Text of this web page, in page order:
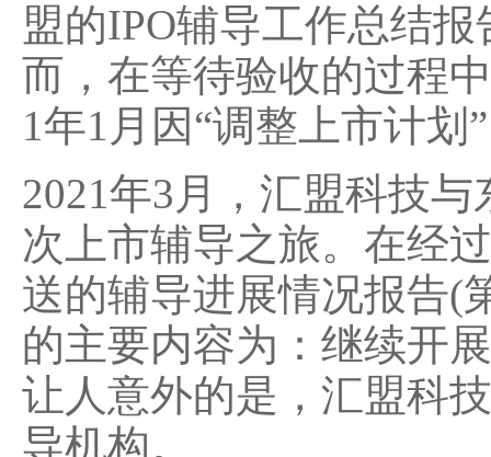
盟的IPO辅导工作总结
而，在等待验收的过程
1年1月因“调整上市计
2021年3月，汇盟科技
次上市辅导之旅。在经
送的辅导进展情况报告(
的主要内容为：继续开
让人意外的是，汇盟科
导机构。